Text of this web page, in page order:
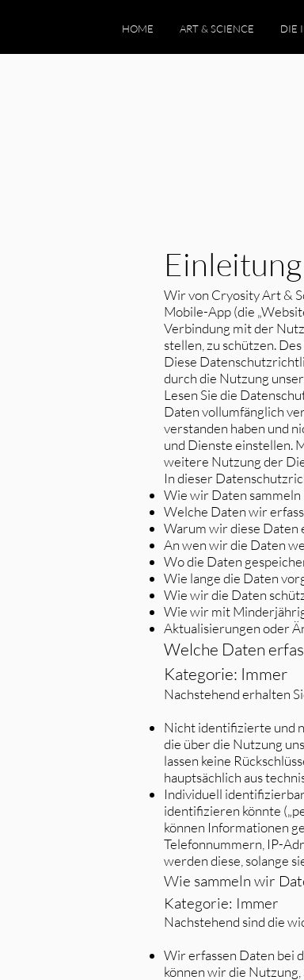
HOME ART & SCIENCE DIE
Einleitung
Wir von Cryosity Art &
Mobile-App (die
Verbindung mit der
stellen, zu schützen.
Diese
durch die Nutzung
Lesen Sie die
Daten vollumfänglich
verstanden haben und
und Dienste einstellen.
weitere Nutzung der
In dieser
Wie wir Daten sammeln
Welche Daten wir
Warum wir diese Daten
An wen wir die Daten
Wo die Daten
Wie lange die Daten
Wie wir die Daten
Wie wir mit
Aktualisierungen oder
Welche Daten
Kategorie: Immer
Nachstehend erhalten
Nicht identifizierte und
die über die Nutzung
lassen keine
hauptsächlich aus
Individuell
identifizieren könnte
können Informationen
Telefonnummern, IP-
werden diese, solange
Wie sammeln wir
Kategorie: Immer
Nachstehend sind die
Wir erfassen Daten bei
können wir die